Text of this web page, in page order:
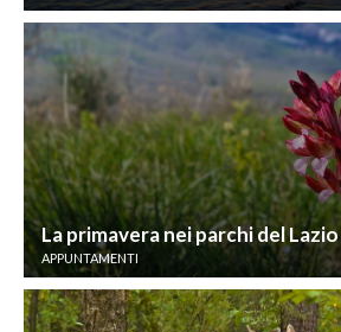
La primavera nei parchi del Lazio
APPUNTAMENTI